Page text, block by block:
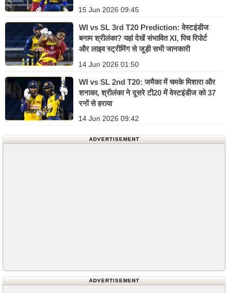
15 Jun 2026 09:45
WI vs SL 3rd T20 Prediction: वेस्टइंडीज
बनाम श्रीलंका? यहां देखें संभावित XI, पिच रिपोर्ट
और लाइव स्ट्रीमिंग से जुड़ी सभी जानकारी
14 Jun 2026 01:50
WI vs SL 2nd T20: जमैका में चमके मिशारा और
शनाका, श्रीलंका ने दूसरे टी20 में वेस्टइंडीज को 37
रनों से हराया
14 Jun 2026 09:42
ADVERTISEMENT
ADVERTISEMENT